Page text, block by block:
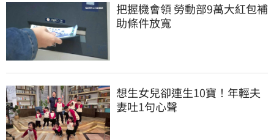
把握機會領 勞動部9萬大紅包補
助條件放寬
想生女兒卻連生10寶！年輕夫
妻吐1句心聲